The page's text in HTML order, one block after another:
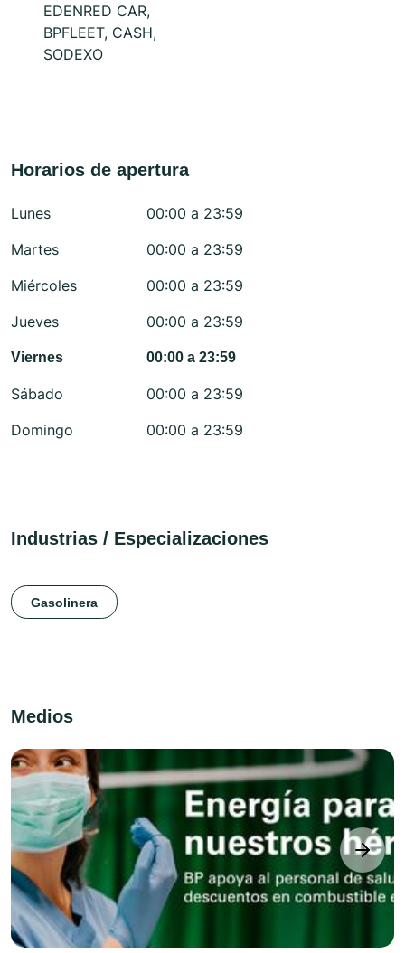
EDENRED CAR,
BPFLEET, CASH,
SODEXO
Horarios de apertura
Lunes
00:00 a 23:59
Martes
00:00 a 23:59
Miércoles
00:00 a 23:59
Jueves
00:00 a 23:59
Viernes 00:00 a 23:59
Sábado
00:00 a 23:59
Domingo
00:00 a 23:59
Industrias / Especializaciones
Gasolinera
Medios
next